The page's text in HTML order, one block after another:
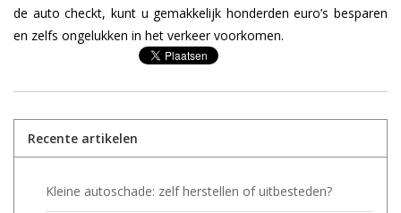
de auto checkt, kunt u gemakkelijk honderden euro’s besparen
en zelfs ongelukken in het verkeer voorkomen.
Recente artikelen
Kleine autoschade: zelf herstellen of uitbesteden?